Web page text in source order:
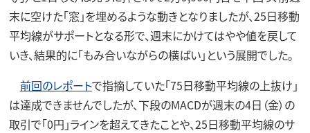
末に空けた「窓」を埋めるような動きとなりましたが、25日移動
平均線がサポートとなる形で、週末にかけてはやや値を戻して
いき、結果的に「もみ合いながらの横ばい」という展開でした。
前回のレポートで指摘していた「75日移動平均線の上抜け」
は達成できませんでしたが、下段のMACDが週末の4日（金）の
取引で「0円」ラインを超えてきたことや、25日移動平均線のサ